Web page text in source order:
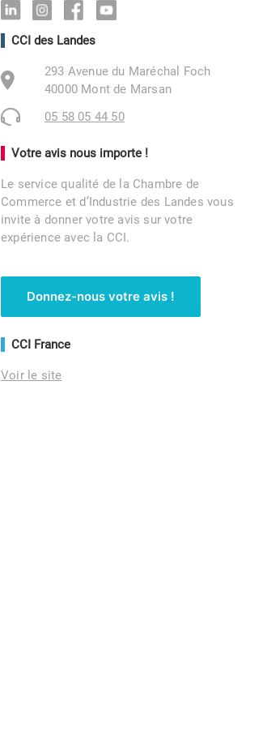
LinkedinInstagramFacebookYoutube
CCI des Landes
293 Avenue du Maréchal Foch
40000 Mont de Marsan
05 58 05 44 50
Votre avis nous importe !
Le service qualité de la Chambre de
Commerce et d’Industrie des Landes vous
invite à donner votre avis sur votre
expérience avec la CCI.
Donnez-nous votre avis !
CCI France
Voir le site